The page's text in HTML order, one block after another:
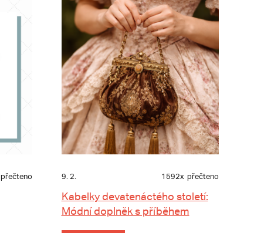
přečteno 9. 2. 1592x přečteno
Kabelky devatenáctého století:
Módní doplněk s příběhem